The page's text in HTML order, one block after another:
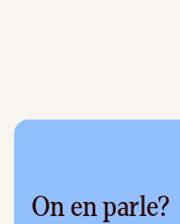
On en parle?